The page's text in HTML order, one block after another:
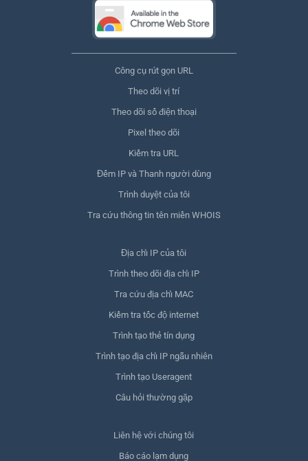
Công cụ rút gọn URL
Theo dõi vị trí
Theo dõi số điện thoại
Pixel theo dõi
Kiểm tra URL
Đếm IP và Thanh người dùng
Trình duyệt của tôi
Tra cứu thông tin tên miền WHOIS
Địa chỉ IP của tôi
Trình theo dõi địa chỉ IP
Tra cứu địa chỉ MAC
Kiểm tra tốc độ internet
Trình tạo thẻ tín dụng
Trình tạo địa chỉ IP ngẫu nhiên
Trình tạo Useragent
Câu hỏi thường gặp
Liên hệ với chúng tôi
Báo cáo lạm dụng